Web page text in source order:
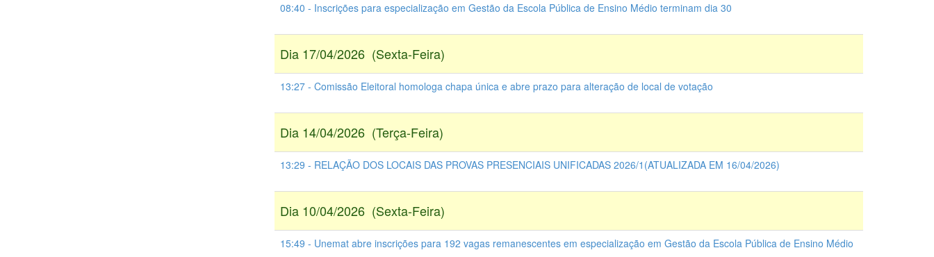
08:40 - Inscrições para especialização em Gestão da Escola Pública de Ensino Médio terminam dia 30
Dia 17/04/2026 (Sexta-Feira)
13:27 - Comissão Eleitoral homologa chapa única e abre prazo para alteração de local de votação
Dia 14/04/2026 (Terça-Feira)
13:29 - RELAÇÃO DOS LOCAIS DAS PROVAS PRESENCIAIS UNIFICADAS 2026/1(ATUALIZADA EM 16/04/2026)
Dia 10/04/2026 (Sexta-Feira)
15:49 - Unemat abre inscrições para 192 vagas remanescentes em especialização em Gestão da Escola Pública de Ensino Médio